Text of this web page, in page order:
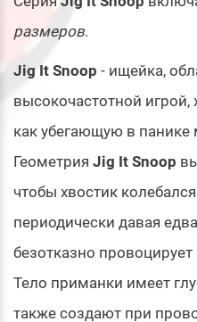
размеров.
Jig It Snoop - ищейка,
высокочастотной
как убегающую в панике
Геометрия Jig It Snoop
чтобы хвостик
периодически давая
безотказно
Тело приманки имеет
также создают при